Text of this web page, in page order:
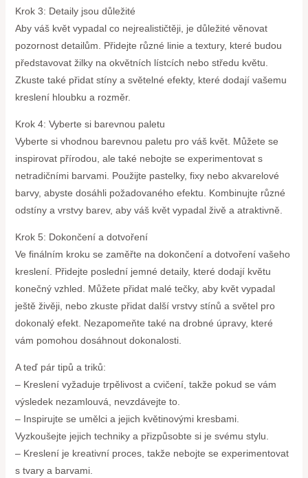
Krok 3: Detaily jsou důležité
Aby váš květ vypadal co nejrealističtěji, je důležité věnovat
pozornost detailům. Přidejte různé linie a textury, které budou
představovat žilky na okvětních lístcích nebo středu květu.
Zkuste také přidat stíny a světelné efekty, které dodají vašemu
kreslení hloubku a rozměr.
Krok 4: Vyberte si barevnou paletu
Vyberte si vhodnou barevnou paletu pro váš květ. Můžete se
inspirovat přírodou, ale také nebojte se experimentovat s
netradičními barvami. Použijte pastelky, fixy nebo akvarelové
barvy, abyste dosáhli požadovaného efektu. Kombinujte různé
odstíny a vrstvy barev, aby váš květ vypadal živě a atraktivně.
Krok 5: Dokončení a dotvoření
Ve finálním kroku se zaměřte na dokončení a dotvoření vašeho
kreslení. Přidejte poslední jemné detaily, které dodají květu
konečný vzhled. Můžete přidat malé tečky, aby květ vypadal
ještě živěji, nebo zkuste přidat další vrstvy stínů a světel pro
dokonalý efekt. Nezapomeňte také na drobné úpravy, které
vám pomohou dosáhnout dokonalosti.
A teď pár tipů a triků:
– Kreslení vyžaduje trpělivost a cvičení, takže pokud se vám
výsledek nezamlouvá, nevzdávejte to.
– Inspirujte se umělci a jejich květinovými kresbami.
Vyzkoušejte jejich techniky a přizpůsobte si je svému stylu.
– Kreslení je kreativní proces, takže nebojte se experimentovat
s tvary a barvami.